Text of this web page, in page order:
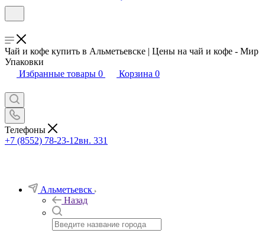
Чай и кофе купить в Альметьевске | Цены на чай и кофе - Мир
Упаковки
Избранные товары 0 Корзина 0
Телефоны
+7 (8552) 78-23-12вн. 331
Альметьевск
Назад